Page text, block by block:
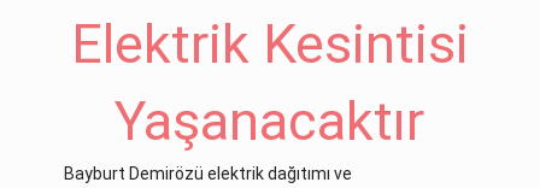
Elektrik Kesintisi
Yaşanacaktır
Bayburt Demirözü elektrik dağıtımı ve